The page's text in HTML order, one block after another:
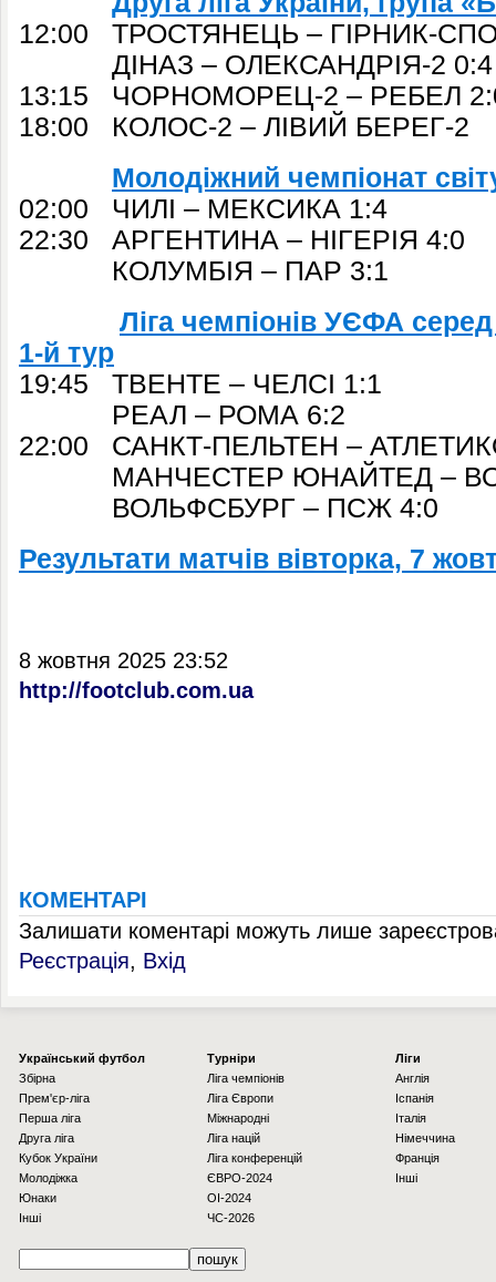
12:00 ТРОСТЯНЕЦЬ – ГІРНИК-
ДІНАЗ – ОЛЕКСАНДРІЯ-2 0:4
13:15 ЧОРНОМОРЕЦ-2 – РЕБЕЛ
18:00 КОЛОС-2 – ЛІВИЙ БЕРЕГ-2
Молодіжний чемпіонат
02:00 ЧИЛІ – МЕКСИКА 1:4
22:30 АРГЕНТИНА – НІГЕРІЯ 4:0
КОЛУМБІЯ – ПАР 3:1
Ліга чемпіонів УЄФА
1-й тур
19:45 ТВЕНТЕ – ЧЕЛСІ 1:1
РЕАЛ – РОМА 6:2
22:00 САНКТ-ПЕЛЬТЕН –
МАНЧЕСТЕР ЮНАЙТЕД –
ВОЛЬФСБУРГ – ПСЖ 4:0
Результати матчів вівторка, 7
8 жовтня 2025 23:52
http://footclub.com.ua
КОМЕНТАРІ
Залишати коментарі можуть лише
Реєстрація, Вхід
Українcький футбол
Збірна
Прем'єр-ліга
Перша ліга
Друга ліга
Кубок України
Молодіжка
Юнаки
Інші
Турніри
Ліга чемпіонів
Ліга Європи
Міжнародні
Ліга націй
Ліга конференцій
ЄВРО-2024
OI-2024
ЧС-2026
Ліги
Англія
Іспанія
Італія
Німеччина
Франція
Інші